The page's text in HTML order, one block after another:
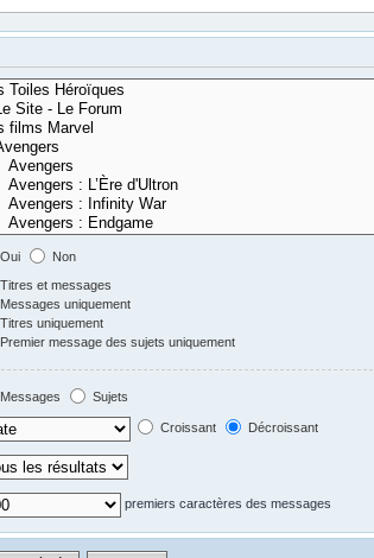
Oui
Non
Titres et messages
Messages uniquement
Titres uniquement
Premier message des sujets uniquement
Messages
Sujets
Croissant Décroissant
premiers caractères des messages